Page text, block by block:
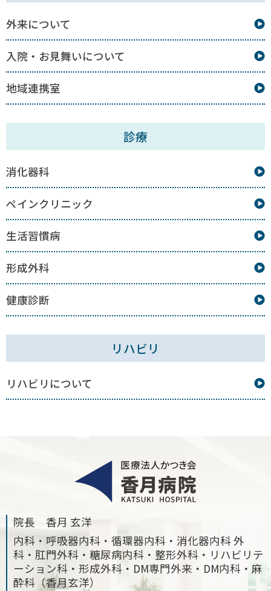
外来について
入院・お見舞いについて
地域連携室
診療
消化器科
ペインクリニック
生活習慣病
形成外科
健康診断
リハビリ
リハビリについて
院長 香月 玄洋
内科・呼吸器内科・循環器内科・消化器内科 外
科・肛門外科・糖尿病内科・整形外科・リハビリテ
ーション科・形成外科・DM専門外来・DM内科・麻
酔科（香月玄洋）